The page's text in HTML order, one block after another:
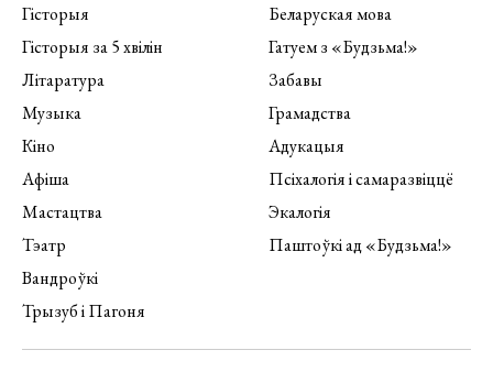
Гісторыя
Гісторыя за 5 хвілін
Літаратура
Музыка
Кіно
Афіша
Мастацтва
Тэатр
Вандроўкі
Трызуб і Пагоня
Беларуская мова
Гатуем з «Будзьма!»
Забавы
Грамадства
Адукацыя
Псіхалогія і самаразвіццё
Экалогія
Паштоўкі ад «Будзьма!»